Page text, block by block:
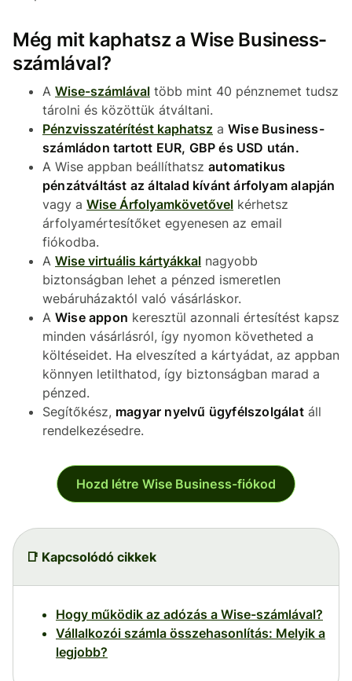
Még mit kaphatsz a Wise Business-
számlával?
A Wise-számlával több mint 40 pénznemet tudsz
tárolni és közöttük átváltani.
Pénzvisszatérítést kaphatsz a Wise Business-
számládon tartott EUR, GBP és USD után.
A Wise appban beállíthatsz automatikus
pénzátváltást az általad kívánt árfolyam alapján
vagy a Wise Árfolyamkövetővel kérhetsz
árfolyamértesítőket egyenesen az email
fiókodba.
A Wise virtuális kártyákkal nagyobb
biztonságban lehet a pénzed ismeretlen
webáruházaktól való vásárláskor.
A Wise appon keresztül azonnali értesítést kapsz
minden vásárlásról, így nyomon követheted a
költéseidet. Ha elveszíted a kártyádat, az appban
könnyen letilthatod, így biztonságban marad a
pénzed.
Segítőkész, magyar nyelvű ügyfélszolgálatáll
rendelkezésedre.
Hozd létre Wise Business-fiókod
📑 Kapcsolódó cikkek
Hogy működik az adózás a Wise-számlával?
Vállalkozói számla összehasonlítás: Melyik a
legjobb?